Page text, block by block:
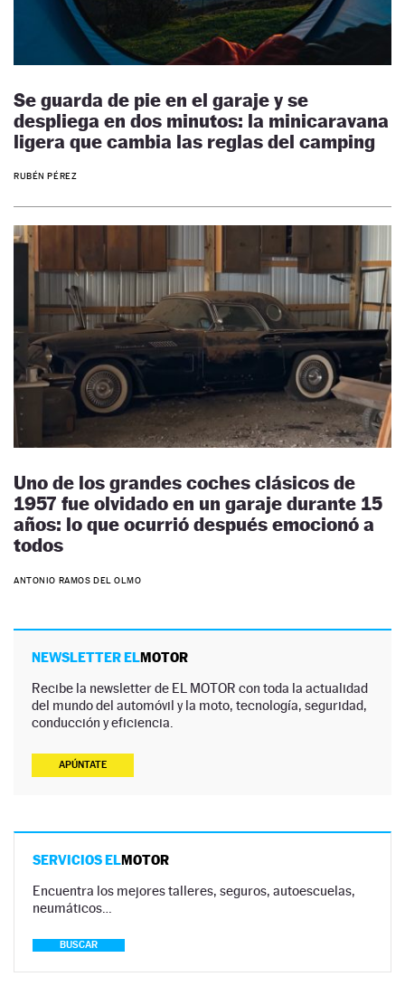
Se guarda de pie en el garaje y se
despliega en dos minutos: la minicaravana
ligera que cambia las reglas del camping
RUBÉN PÉREZ
Uno de los grandes coches clásicos de
1957 fue olvidado en un garaje durante 15
años: lo que ocurrió después emocionó a
todos
ANTONIO RAMOS DEL OLMO
NEWSLETTER ELMOTOR
Recibe la newsletter de EL MOTOR con toda la actualidad
del mundo del automóvil y la moto, tecnología, seguridad,
conducción y eficiencia.
APÚNTATE
SERVICIOS ELMOTOR
Encuentra los mejores talleres, seguros, autoescuelas,
neumáticos…
BUSCAR